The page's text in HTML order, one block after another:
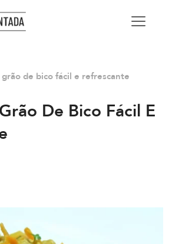
grão de bico fácil e refrescante
De Bico Fácil E